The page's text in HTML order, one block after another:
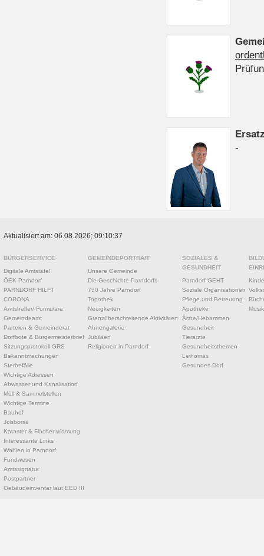
-
Aktualisiert am: 06.08.2026; 09:10:37
BÜRGERSERVICE
Digitale Amtstafel
ÖEK Parndorf
PARNDORF HILFT
CORONA
Amtshelfer/ Formulare
Gemeindeamt
Parteien & Gemeinderat
Dorfbote & Bürgermeisterbrief
Sitzungsprotokoll GRS
Bekanntmachungen
Sterbefälle
Wichtige Adressen
Abwasser und Kanalisation
Müll & Sammelstellen
Wichtige Termine
Bauhof
Jobbörse
Kataster & Flächenwidmung
Interessante Links
Wahlen in Parndorf
Fundwesen
Amtssignatur
Postpartner
Gebäudeinventar laut EED III
GEMEINDEPORTRAIT
Unsere Gemeinde
Die Geschichte Parndorfs
750 Jahre Parndorf
Topothek
Neuigkeiten
Grenzüberschreitende Aktivitäten
Ahnengalerie
Jubiläen
Religionen in Parndorf
SOZIALES &
GESUNDHEIT
Parndorf GEHT
Soziale Organisationen
Pflege und Betreuung
Apotheke
Ärzte/Hebammen
Gesundheit
Tierärzte
Gesundheitsthemen
Leihomas
Gesundes Dorf